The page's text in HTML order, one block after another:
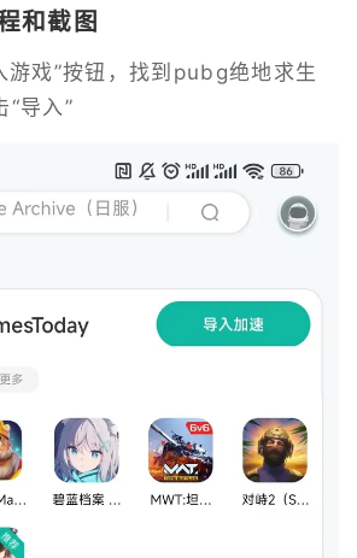
吃鸡玩家的目标。无论你是射击游
自从发布就获得了很高的关注深受
破了多项吉尼斯记录，在全世界有
同地区的玩家更好的玩这款游戏，
目前有欧美服、日韩服、港澳台
美服、中亚服等，由于不同的服的
不同的体验和用户群体，所以很多
戏，就会导致游戏加载缓慢、甚至
、即使链接上了也会延迟高、PING
东南亚玩家到玩北美服pubg游
器吗？
生服务器等问题，那就可以尝试使
和截图
游戏”按钮，找到pubg绝地求生
“导入”